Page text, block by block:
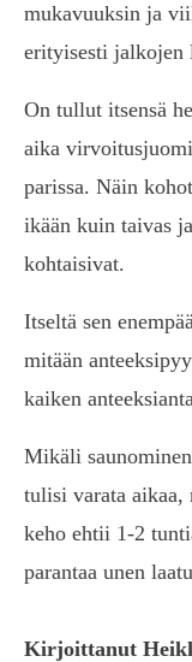
mukavuuksin ja
erityisesti jalkojen
On tullut itsensä
aika
parissa. Näin
ikään kuin taivas
kohtaisivat.
Itseltä sen
mitään
kaiken
Mikäli
tulisi varata aikaa,
keho ehtii 1-2
parantaa unen
Kirjoittanut